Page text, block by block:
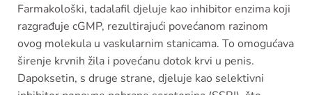
Farmakološki, tadalafil djeluje kao inhibitor enzima koji
razgrađuje cGMP, rezultirajući povećanom razinom
ovog molekula u vaskularnim stanicama. To omogućava
širenje krvnih žila i povećanu dotok krvi u penis.
Dapoksetin, s druge strane, djeluje kao selektivni